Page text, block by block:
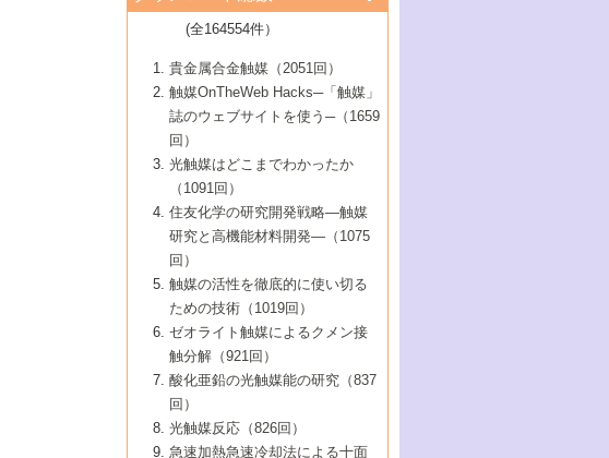
B号 第111回触媒討論会（2013年・関西大
7号 ゼオライト合成における最近の進歩
7号 有機分子触媒による精密有機合成
8号 高機能化ポリオレフィンに向けた重合
触媒の最近の進展
5号 CO2が関わる触媒・材料
7号 持続可能社会実現のための触媒および
触媒関連技術
4号 錯体を利用したユニークな表面構造の
構築と機能
5号 若手会員による触媒研究の未来展望1：
企業編
6号 第102回触媒討論会
7号 触媒・化学反応における計算化学の進
8号 若手研究者による触媒研究の未来展望
2：大学・研究所編
を実現する触媒
5号 こんな物質，あんな物質―新たな触媒
の可能性―
7号 『結晶の化学』を活かした触媒研究
8号 イオン液体の応用
3号 リビング重合触媒の最近の展開
5号 水素製造・貯蔵のための触媒技術の新
しい展開
6号 第98回触媒討論会
7号 基礎化学品製造の触媒技術
8号 多機能型リアクター
2号 第95回触媒討論会
4号 水分解用光触媒材料
5号 時間分解分光の進歩と応用
6号 第96回触媒討論会
8号 超臨界流体を用いた化学プロセスの新
1号 部分酸化反応触媒の最前線
2号 第93回触媒討論会
3号 特殊エネルギー場の触媒反応
4号 生体内における金属の触媒作用
5号 ファインケミカルズの展開に寄与する
6号 第94回触媒討論会
7号 サブナノレベルでみた新しい表面現象
8号 オレフィン重合触媒の新たな展
▼45巻（2003年）
1号 なぜこの触媒が良いのか？
2号 第91回触媒討論会
3号 最近の自動車排ガス処理技術
4号 触媒研究の現状と将来─第90回触媒討論
5号 基礎化学品製造の触媒技術
6号 第92回触媒討論会
7号 基礎化学品製造の触媒技術
8号 資源の循環と触媒技術
▼44巻（2002年）
1号 高次制御された触媒の化学
2号 第89回触媒討論会
3号 触媒を利用した電気化学の新展開
4号 ナノ材料の調製と機能化
5号 こんな触媒が欲しい
6号 第90回触媒討論会
7号 触媒研究と学術雑誌/情報
8号 若い世代からみた触媒化学の現状と未
▼43巻（2001年）
1号 グリーンケミストリーと触媒
2号 第87回触媒討論会特集号
3号 生体触媒とバイオプロセス
4号 水素製造・利用の触媒化学
5号 触媒研究における新しい切り口：コン
ビナトリアルケミストリー
6号 第88回触媒討論会特集号
7号 企業における触媒研究のブレークスル
8号 この材料を触媒として使ってみません
▼42巻（2000年）
1号 触媒反応工学の明日を拓く
2号 第85回触媒討論会
3号 反応ダイナミクス
5号 触媒のおもしろさをどのように伝える
6号 第86回触媒討論会
7号 水素化精製触媒の新しい展開
8号 新しい反応性と機能性を目指した金属
クラスタ-化学
▼41巻（1999年）
1号 孔、穴、あな?-特異な空間とその利用-
2号 第83回触媒討論会
3号 均一系触媒反応最前線
4号 実用炭素材料の新展開
5号 研究の方法論を考える
7号 機能性金属材料と触媒
8号 触媒研究へのNMRの応用と展望
▼40巻（1998年）
進展と21世紀への提言/創立40周年記念・触
媒学会この10年の歩みとこれから/創立40周
2号 第81回触媒討論会
3号 計算機触媒化学へのさそい
4号 触媒劣化の制御と予測
5号 最新の実用プロセスと触媒
6号 第82回触媒討論会
1号 均一系と不均一系触媒反応-その特徴と
接点
2号 第79回触媒討論会
3号 最新NO除去触媒の実用化研究
4号 新しい反応場を目指した触媒調製
5号 反応・分離技術の新しい展開
6号 第80回触媒討論会
▼38巻（1996年）
1号 触媒の構造と触媒作用/C1化学を中心と
する21世紀への触媒
3号 オリンピックメダル:金・銀・銅はどん
な触媒作用を示すか
4号 触媒作用における機能の複合化
▼37巻（1995年）
1号 ファインケミカルズと固体触媒
2号 第75回触媒討論会
3号 希土類を利用した触媒
4号 触媒とリサイクル
5号 エネルギー変換触媒
▼36巻（1994年）
1号 電気化学と触媒
2号 第73回触媒討論会
3号 C4化学の展開
4号 《通常号》
▼35巻（1993年）
1号 工業触媒開発マニュアル―探索から工
業化まで
2号 第71回触媒討論会
▼34巻（1992年）
1号 インパクトを与えたこの研究
2号 第69回触媒討論会
▼33巻（1991年）
1号 触媒プロセス開発マニュアル―探索か
▼32巻（1990年）
(全164554件）
貴金属合金触媒（2051回）
触媒OnTheWeb Hacks─「触媒」
誌のウェブサイトを使う─（1659
回）
光触媒はどこまでわかったか
（1091回）
住友化学の研究開発戦略―触媒
研究と高機能材料開発―（1075
回）
触媒の活性を徹底的に使い切る
ための技術（1019回）
ゼオライト触媒によるクメン接
触分解（921回）
酸化亜鉛の光触媒能の研究（837
回）
光触媒反応（826回）
急速加熱急速冷却法による十面